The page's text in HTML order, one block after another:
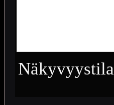
Näkyvyystila